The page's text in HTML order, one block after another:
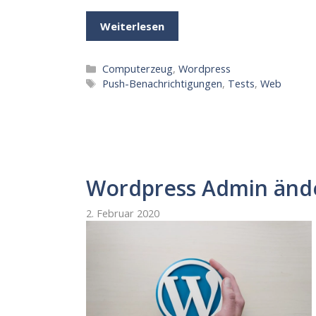
Weiterlesen
Kategorien
Computerzeug,Wordpress
Schlagwörter
Push-Benachrichtigungen, Tests,Web
Wordpress Admin
2. Februar 2020